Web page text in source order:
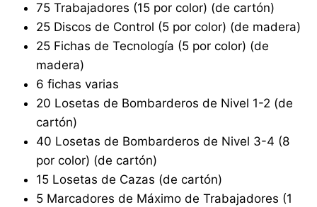
75 Trabajadores (15 por color) (de cartón)
25 Discos de Control (5 por color) (de madera)
25 Fichas de Tecnología (5 por color) (de
madera)
6 fichas varias
20 Losetas de Bombarderos de Nivel 1-2 (de
cartón)
40 Losetas de Bombarderos de Nivel 3-4 (8
por color) (de cartón)
15 Losetas de Cazas (de cartón)
5 Marcadores de Máximo de Trabajadores (1